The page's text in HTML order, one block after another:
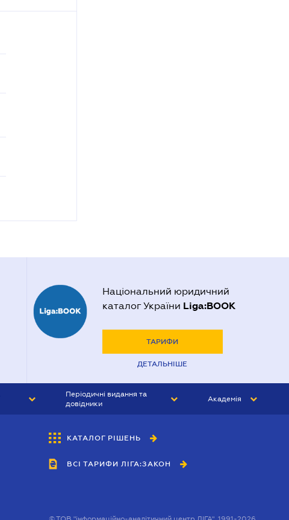
Національний юридичний
каталог України Liga:BOOK
ТАРИФИ
ДЕТАЛЬНІШЕ
Періодичні видання та
довідники
БУХГАЛТЕР&ЗАКОН
ВІСНИК МСФЗ
Академія
КАТАЛОГ РІШЕНЬ
ВСІ ТАРИФИ ЛІГА:ЗАКОН